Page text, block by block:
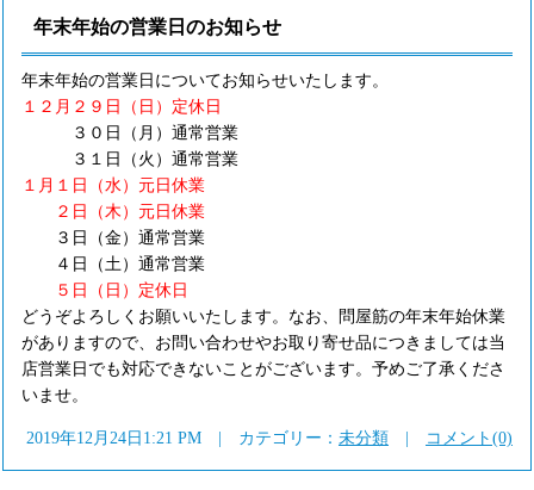
年末年始の営業日のお知らせ
年末年始の営業日についてお知らせいたします。
１２月２９日（日）定休日
３０日（月）通常営業
３１日（火）通常営業
１月１日（水）元日休業
２日（木）元日休業
３日（金）通常営業
４日（土）通常営業
５日（日）定休日
どうぞよろしくお願いいたします。なお、問屋筋の年末年始休業
がありますので、お問い合わせやお取り寄せ品につきましては当
店営業日でも対応できないことがございます。予めご了承くださ
いませ。
2019年12月24日1:21 PM | カテゴリー： 未分類 コメント(0)